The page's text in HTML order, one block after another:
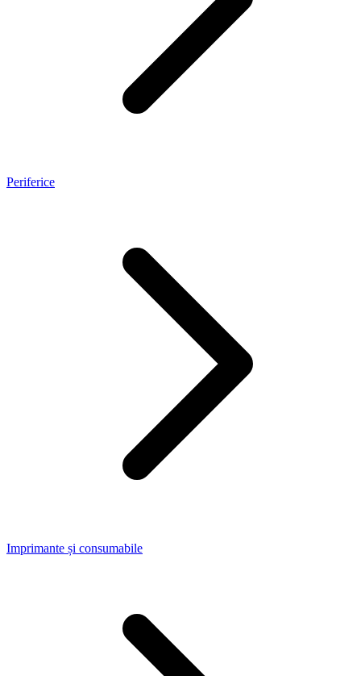
Periferice
Imprimante și consumabile